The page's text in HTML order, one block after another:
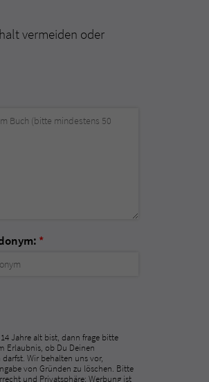
vermeiden oder
*
Jahre alt bist, dann frage bitte
Erlaubnis, ob Du Deinen
Wir behalten uns vor,
von Gründen zu löschen. Bitte
und Privatsphäre; Werbung ist